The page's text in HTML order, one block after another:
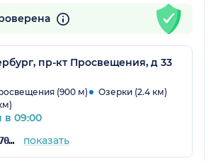
пр-кт Просвещения, д 33
(900 м)
Озерки (2.4 км)
в 09:00
+7 (812) 605-70-31 показать